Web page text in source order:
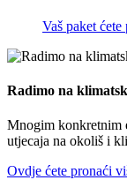
Vaš paket
Radimo na
Mnogim konkretnim
utjecaja na okoliš i
Ovdje ćete pronaći